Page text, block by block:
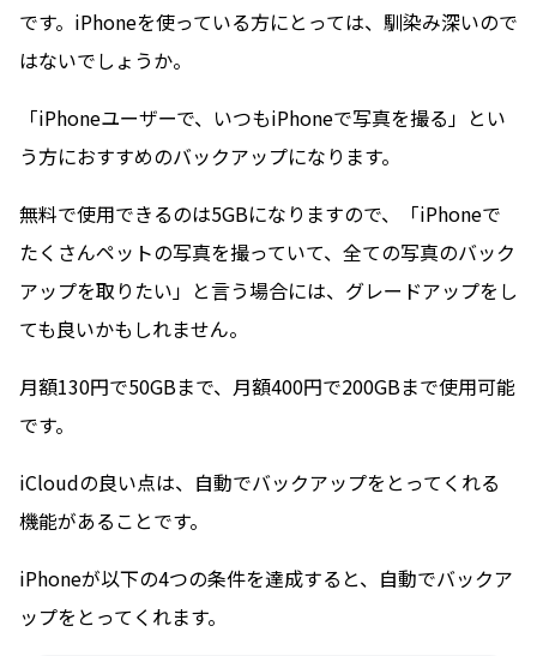
です。iPhoneを使っている方にとっては、馴染み深いので
はないでしょうか。
「iPhoneユーザーで、いつもiPhoneで写真を撮る」とい
う方におすすめのバックアップになります。
無料で使用できるのは5GBになりますので、「iPhoneで
たくさんペットの写真を撮っていて、全ての写真のバック
アップを取りたい」と言う場合には、グレードアップをし
ても良いかもしれません。
月額130円で50GBまで、月額400円で200GBまで使用可能
です。
iCloudの良い点は、自動でバックアップをとってくれる
機能があることです。
iPhoneが以下の4つの条件を達成すると、自動でバックア
ップをとってくれます。